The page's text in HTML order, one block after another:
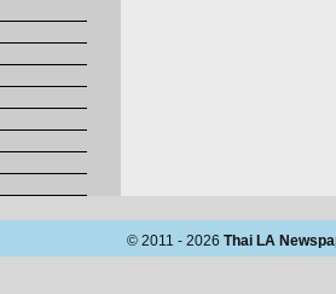
© 2011 - 2026 Thai LA